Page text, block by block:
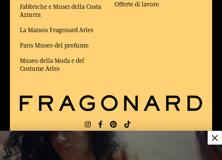
Fabbriche e Musei della Costa
Azzurra
La Maison Fragonard Arles
Paris Museo del profumo
Museo della Moda e del
Costume Arles
Offerte di lavoro
CONSEGNA: LINGUA:
×